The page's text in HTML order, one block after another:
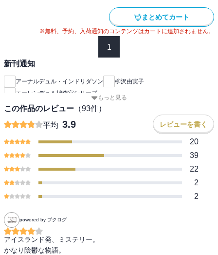
まとめてカート
※無料、予約、入荷通知のコンテンツはカートに追加されません。
1
新刊通知
アーナルデュル・インドリダソン
柳沢由実子
エーレンデュル捜査官シリーズ
もっと見る
この作品のレビュー （93件）
平均 3.9 レビューを書く
20
39
22
2
2
powered by ブクログ
アイスランド発、ミステリー。
かなり陰鬱な物語。